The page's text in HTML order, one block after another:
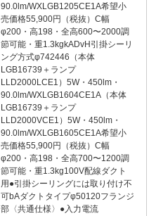
90.0lm/WXLGB1205CE1A希望小
売価格55,900円（税抜）C幅
φ200・高198・全高600〜2000調
節可能・重1.3kgkADvH引掛シーリ
ング方式φ742446（本体
LGB16739＋ランプ
LLD2000LCE1）5W・450lm・
90.0lm/WXLGB1604CE1A（本体
LGB16739＋ランプ
LLD2000VCE1）5W・450lm・
90.0lm/WXLGB1605CE1A希望小
売価格55,900円（税抜）C幅
φ200・高198・全高700〜1200調
節可能・重1.3kg100V配線ダクト
用●引掛シーリングには取り付け不
可bAダクトタイプφ50120フランジ
部〈共通仕様〉●入力電流